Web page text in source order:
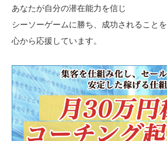
あなたが自分の潜在能力を信じ
シーソーゲームに勝ち、成功されることを
心から応援しています。